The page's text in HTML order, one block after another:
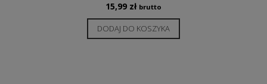
15,99 zł brutto
DODAJ DO KOSZYKA